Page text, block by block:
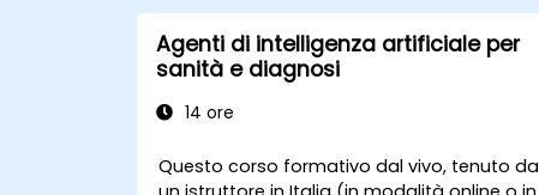
Agenti di intelligenza artificiale per
sanità e diagnosi
14 ore
Questo corso formativo dal vivo, tenuto da